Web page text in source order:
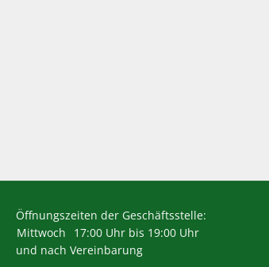
Öffnungszeiten der Geschäftsstelle:
Mittwoch
17:00 Uhr bis 19:00 Uhr
und nach Vereinbarung